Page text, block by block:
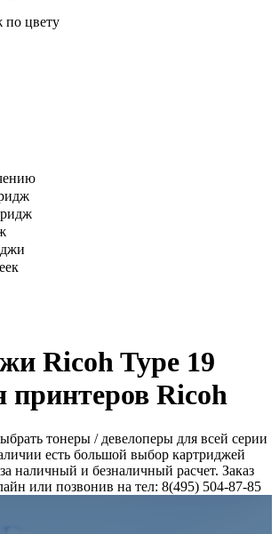
по цвету
Ricoh Type 19
принтеров Ricoh
тонеры / девелоперы для всей серии
есть большой выбор картриджей
наличный и безналичный расчет. Заказ
или позвонив на тел: 8(495) 504-87-85